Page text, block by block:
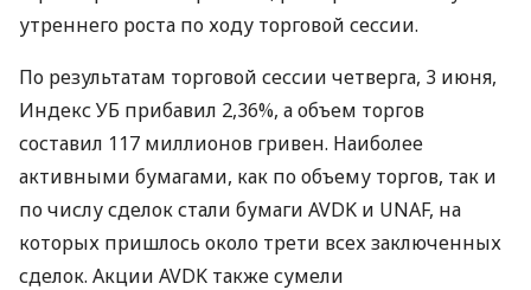
утреннего роста по ходу торговой сессии.
По результатам торговой сессии четверга, 3 июня,
Индекс УБ прибавил 2,36%, а объем торгов
составил 117 миллионов гривен. Наиболее
активными бумагами, как по объему торгов, так и
по числу сделок стали бумаги AVDK и UNAF, на
которых пришлось около трети всех заключенных
сделок. Акции AVDK также сумели